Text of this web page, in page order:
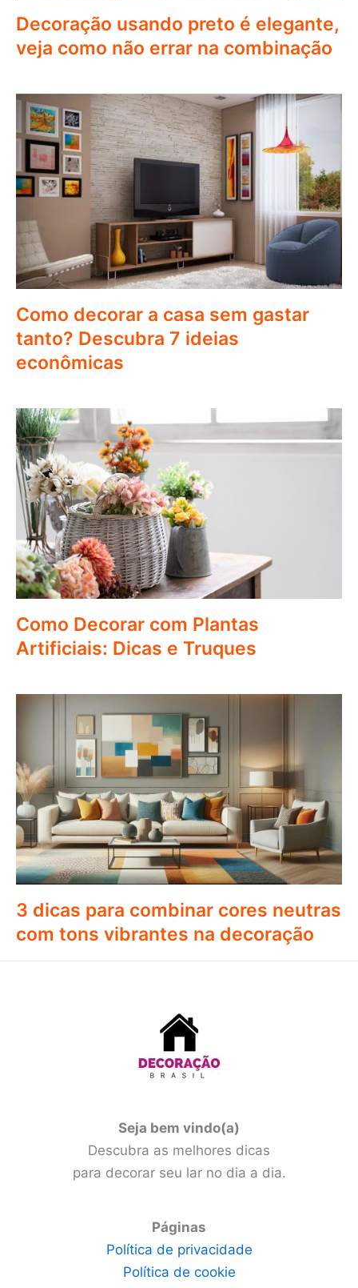
Decoração usando preto é elegante,
veja como não errar na combinação
Como decorar a casa sem gastar
tanto? Descubra 7 ideias
econômicas
Como Decorar com Plantas
Artificiais: Dicas e Truques
3 dicas para combinar cores neutras
com tons vibrantes na decoração
Seja bem vindo(a)
Descubra as melhores dicas
para decorar seu lar no dia a dia.
Páginas
Política de privacidade
Política de cookie